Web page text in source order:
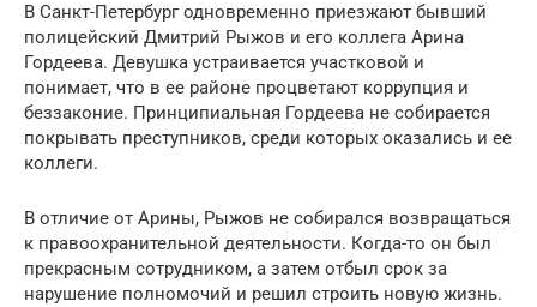
В Санкт-Петербург одновременно приезжают бывший
полицейский Дмитрий Рыжов и его коллега Арина
Гордеева. Девушка устраивается участковой и
понимает, что в ее районе процветают коррупция и
беззаконие. Принципиальная Гордеева не собирается
покрывать преступников, среди которых оказались и ее
коллеги.
В отличие от Арины, Рыжов не собирался возвращаться
к правоохранительной деятельности. Когда-то он был
прекрасным сотрудником, а затем отбыл срок за
нарушение полномочий и решил строить новую жизнь.